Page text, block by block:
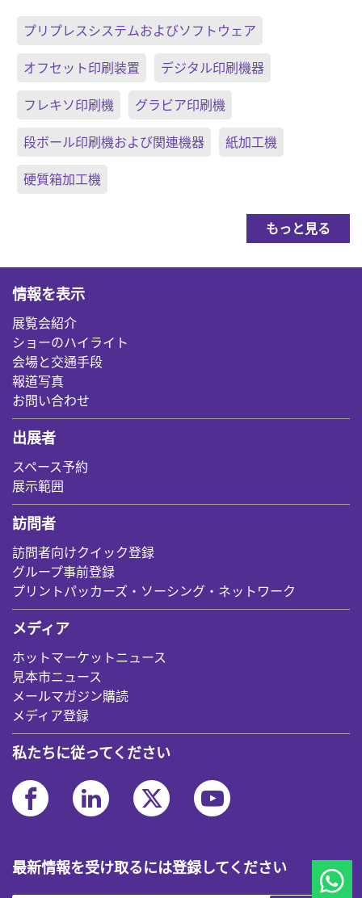
プリプレスシステムおよびソフトウェア
オフセット印刷装置 デジタル印刷機器
フレキソ印刷機 グラビア印刷機
段ボール印刷機および関連機器 紙加工機
硬質箱加工機
もっと見る
情報を表示
展覧会紹介
ショーのハイライト
会場と交通手段
報道写真
お問い合わせ
出展者
スペース予約
展示範囲
訪問者
訪問者向けクイック登録
グループ事前登録
プリントパッカーズ・ソーシング・ネットワーク
メディア
ホットマーケットニュース
見本市ニュース
メールマガジン購読
メディア登録
私たちに従ってください
最新情報を受け取るには登録してください